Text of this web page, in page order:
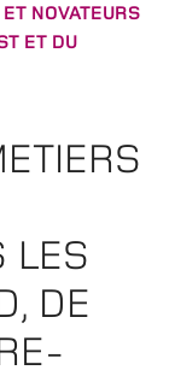
NOVATEURS
ET DU
LES
DE